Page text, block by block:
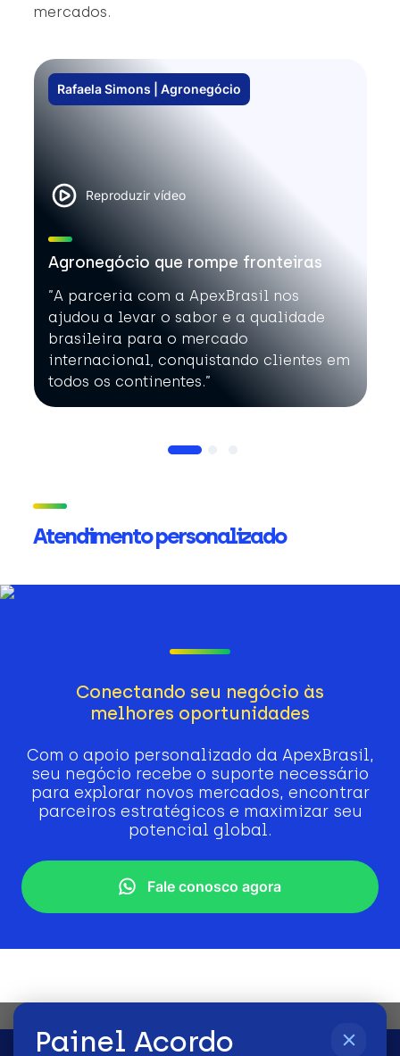
mercados.
Rafaela Simons | Agronegócio
Reproduzir vídeo
Agronegócio que rompe fronteiras
”A parceria com a ApexBrasil nos
ajudou a levar o sabor e a qualidade
brasileira para o mercado
internacional, conquistando clientes em
todos os continentes.”
Atendimento personalizado
Conectando seu negócio às
melhores oportunidades
Com o apoio personalizado da ApexBrasil,
seu negócio recebe o suporte necessário
para explorar novos mercados, encontrar
parceiros estratégicos e maximizar seu
potencial global.
Fale conosco agora
Painel Acordo